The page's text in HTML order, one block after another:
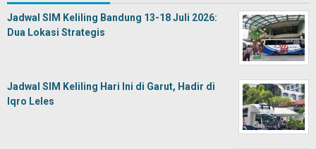
Jadwal SIM Keliling Bandung 13-18 Juli 2026:
Dua Lokasi Strategis
Jadwal SIM Keliling Hari Ini di Garut, Hadir di
Iqro Leles